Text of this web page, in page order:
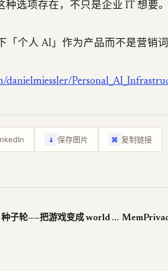
种选项存在，不只是企业 IT 想要。
「个人 AI」作为产品而不是营销
↓ 保存图片 ⌘ 复制链接
Origin Lab 拿 $8M 种子轮——把游戏变成 world model 训练数据